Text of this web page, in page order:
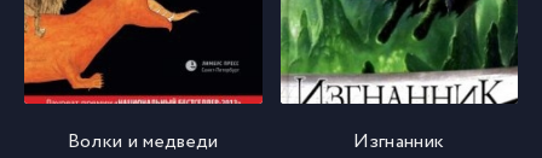
Волки и медведи Изгнанник